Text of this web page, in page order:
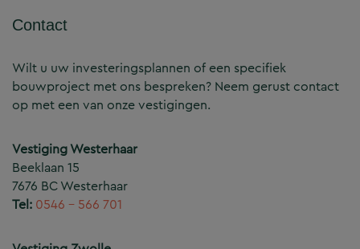
Contact
Wilt u uw investeringsplannen of een specifiek
bouwproject met ons bespreken? Neem gerust contact
op met een van onze vestigingen.
Vestiging Westerhaar
Beeklaan 15
7676 BC Westerhaar
Tel: 0546 – 566 701